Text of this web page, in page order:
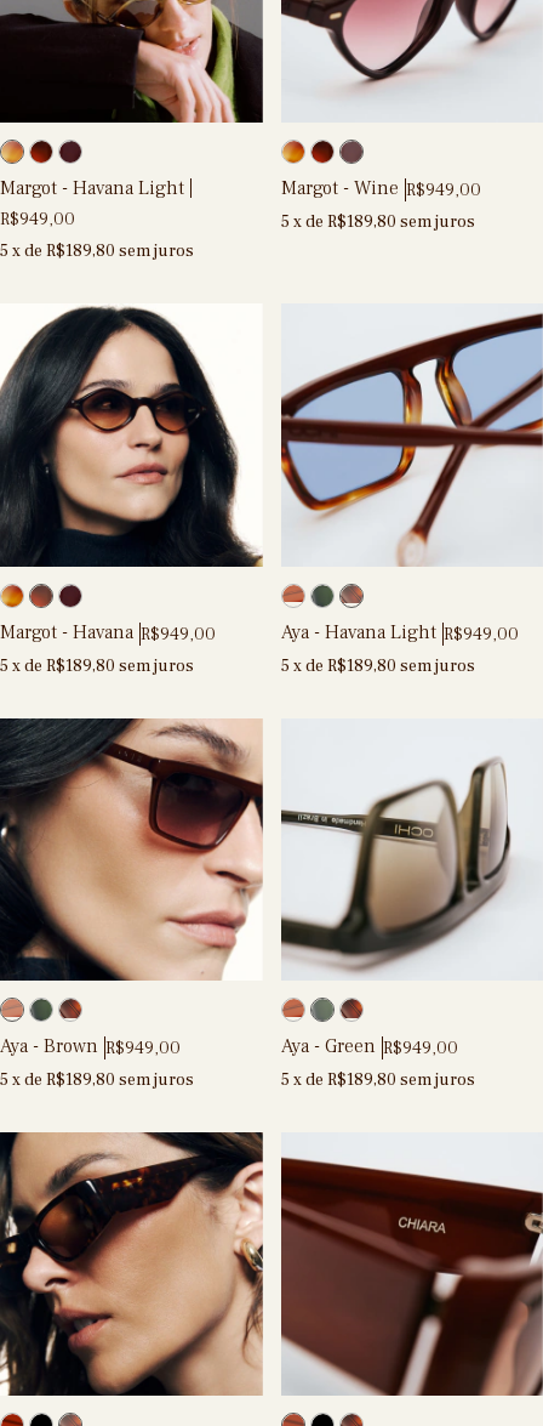
Margot - Havana Light
R$949,00
5 x de R$189,80 sem juros
Margot - Wine R$949,00
5 x de R$189,80 sem juros
Margot - Havana R$949,00
5 x de R$189,80 sem juros
Aya - Havana Light R$949,00
5 x de R$189,80 sem juros
Aya - Brown R$949,00
5 x de R$189,80 sem juros
Aya - Green R$949,00
5 x de R$189,80 sem juros